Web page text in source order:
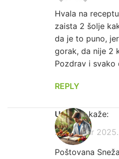
Hvala na
zaista 2 šolje
da je to puno,
gorak, da nije 2
Pozdrav i svako
REPLY
Urednik kaže:
2. oktobar
Poštovana